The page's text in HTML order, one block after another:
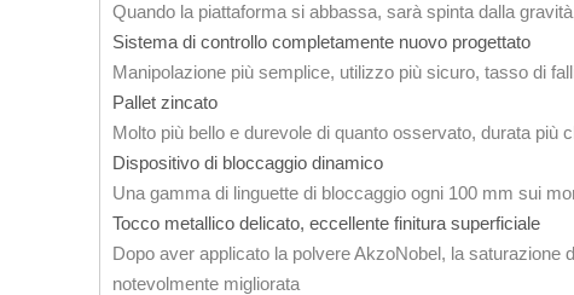
Quando la piattaforma si abbassa, sarà spinta dalla
Sistema di controllo completamente nuovo progettato
Manipolazione più semplice, utilizzo più sicuro, tasso di
Pallet zincato
Molto più bello e durevole di quanto osservato, durata più
Dispositivo di bloccaggio dinamico
Una gamma di linguette di bloccaggio ogni 100 mm sui
Tocco metallico delicato, eccellente finitura superficiale
Dopo aver applicato la polvere AkzoNobel, la
notevolmente migliorata